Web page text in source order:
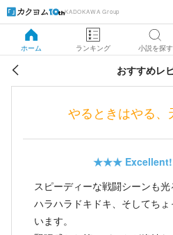
KADOKAWA Group
ホーム ランキング 小説を探す
おすすめレ
やるときはやる、
★★★
スピーディーな戦闘シーンも光
ハラハラドキドキ、そしてち
います。